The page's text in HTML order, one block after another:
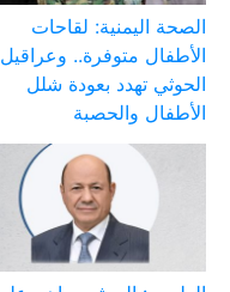
الصحة اليمنية: لقاحات
الأطفال متوفرة.. وعراقيل
الحوثي تهدد بعودة شلل
الأطفال والحصبة